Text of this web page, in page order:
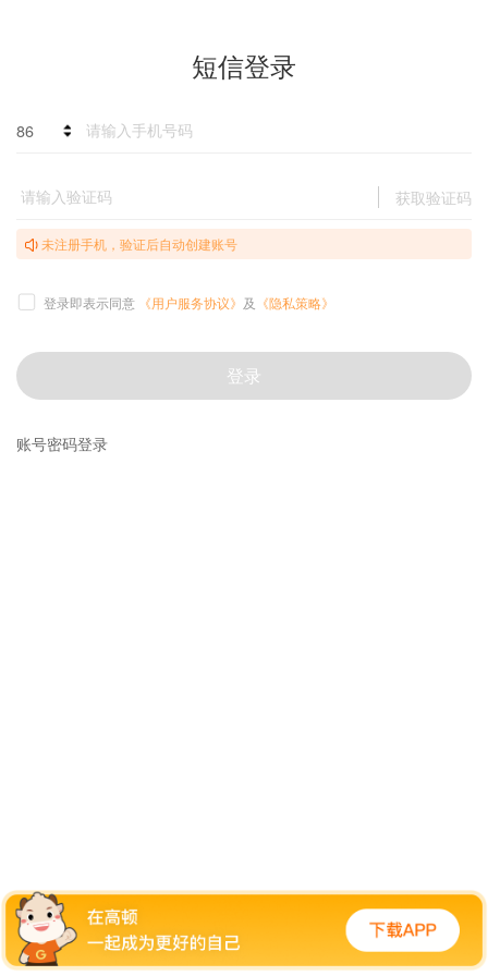
短信登录
86
获取验证码
未注册手机，验证后自动创建账号
登录即表示同意 《用户服务协议》 及 《隐私策略》
登录
账号密码登录